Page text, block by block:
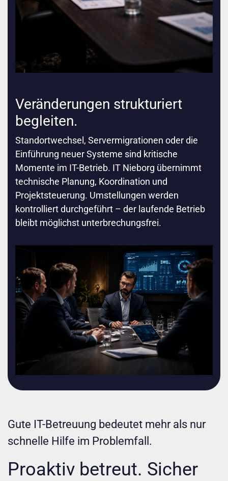
Veränderungen strukturiert
begleiten.
Standortwechsel, Servermigrationen oder die
Einführung neuer Systeme sind kritische
Momente im IT-Betrieb. IT Nieborg übernimmt
technische Planung, Koordination und
Projektsteuerung. Umstellungen werden
kontrolliert durchgeführt – der laufende Betrieb
bleibt möglichst unterbrechungsfrei.
Gute IT-Betreuung bedeutet mehr als nur
schnelle Hilfe im Problemfall.
Proaktiv betreut. Sicher